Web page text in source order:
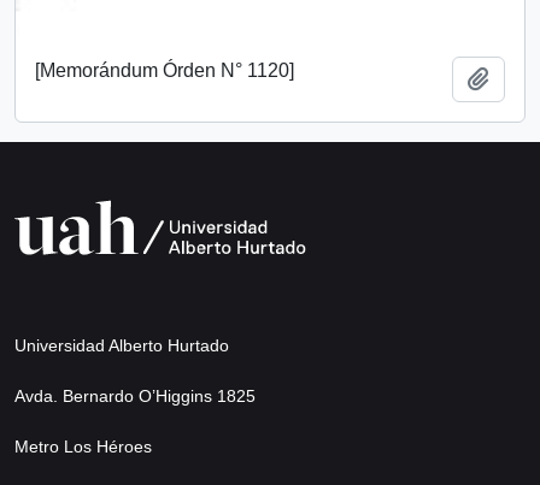
[Memorándum Órden N° 1120]
Universidad Alberto Hurtado
Avda. Bernardo O’Higgins 1825
Metro Los Héroes